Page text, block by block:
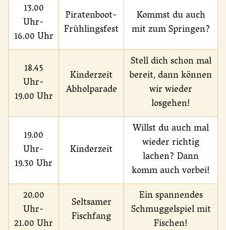
13.00
Uhr-
16.00 Uhr
Piratenboot-
Frühlingsfest
Kommst du auch
mit zum Springen?
18.45
Uhr-
19.00 Uhr
Kinderzeit
Abholparade
Stell dich schon mal
bereit, dann können
wir wieder
losgehen!
19.00
Uhr-
19.30 Uhr
Kinderzeit
Willst du auch mal
wieder richtig
lachen? Dann
komm auch vorbei!
20.00
Uhr-
21.00 Uhr
Seltsamer
Fischfang
Ein spannendes
Schmuggelspiel mit
Fischen!